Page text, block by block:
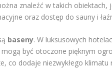
znaleźć w takich obiektach,
oraz dostęp do sauny i
baseny. W luksusowych
być otoczone pięknym
co dodaje niezwykłego klimatu